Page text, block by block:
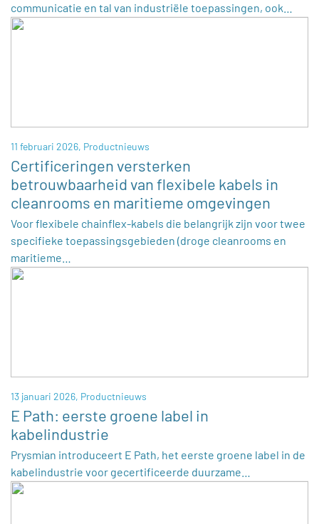
communicatie en tal van industriële toepassingen, ook…
11 februari 2026, Productnieuws
Certificeringen versterken
betrouwbaarheid van flexibele kabels in
cleanrooms en maritieme omgevingen
Voor flexibele chainflex-kabels die belangrijk zijn voor twee
specifieke toepassingsgebieden (droge cleanrooms en
maritieme…
13 januari 2026, Productnieuws
E Path: eerste groene label in
kabelindustrie
Prysmian introduceert E Path, het eerste groene label in de
kabelindustrie voor gecertificeerde duurzame…